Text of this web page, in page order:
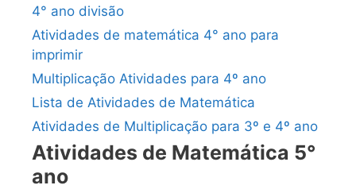
4° ano divisão
Atividades de matemática 4° ano para
imprimir
Multiplicação Atividades para 4º ano
Lista de Atividades de Matemática
Atividades de Multiplicação para 3º e 4º ano
Atividades de Matemática 5°
ano